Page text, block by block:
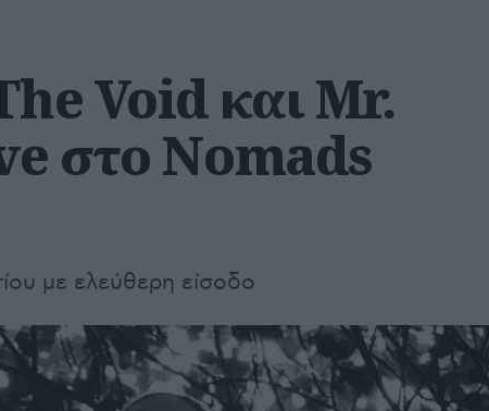
Void και Mr.
στο Nomads
με ελεύθερη είσοδο